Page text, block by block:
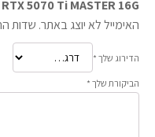
5070 Ti MASTER 16G”
האימייל לא יוצג באתר. שדות
הדירוג שלך *
הביקורת שלך *